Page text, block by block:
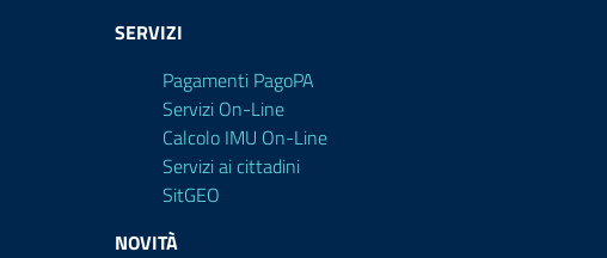
SERVIZI
Pagamenti PagoPA
Servizi On-Line
Calcolo IMU On-Line
Servizi ai cittadini
SitGEO
NOVITÀ